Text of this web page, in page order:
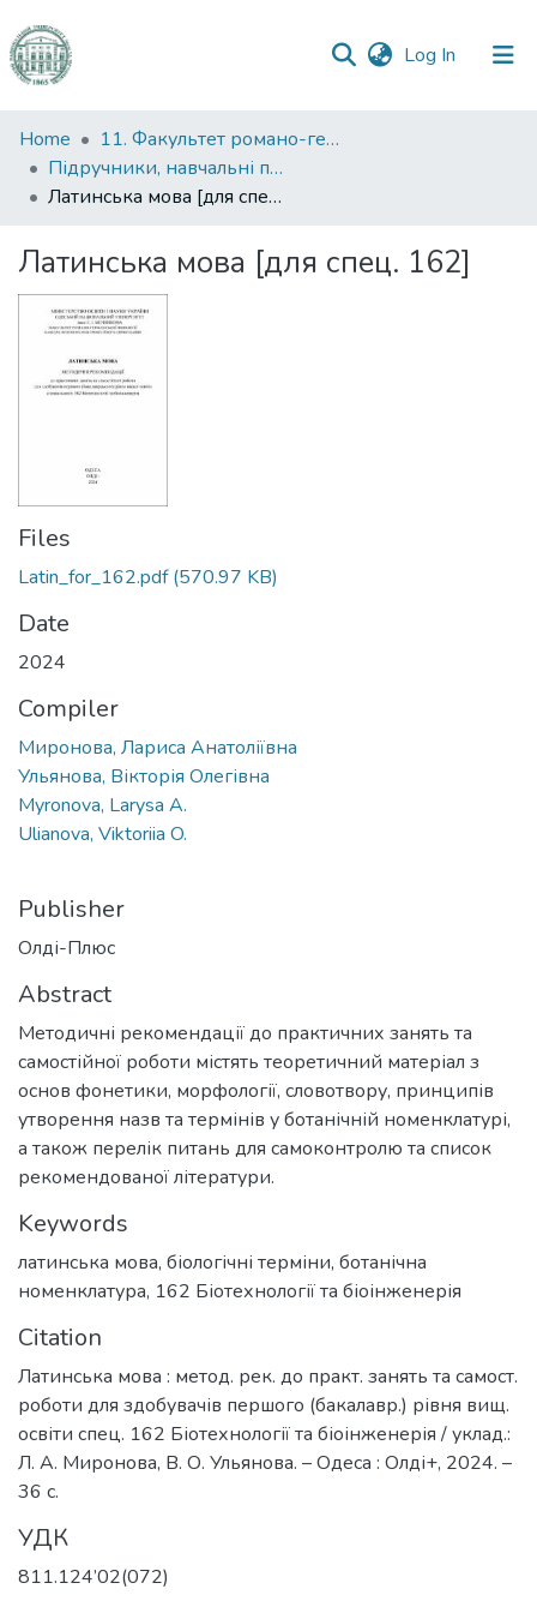
Log In (current)
Communities
&
Collections
Statistics
Home
11. Факультет романо-германської філології
Підручники, навчальні посібники та інші науково- та навчально-методичні праці РГФ
Латинська мова [для спец. 162]
Латинська мова [для спец. 162]
Files
Latin_for_162.pdf(570.97 KB)
Date
2024
Compiler
Миронова, Лариса Анатоліївна
Ульянова, Вікторія Олегівна
Myronova, Larysa A.
Ulianova, Viktoriia O.
Publisher
Олді-Плюс
Abstract
Методичні рекомендації до практичних занять та
самостійної роботи містять теоретичний матеріал з
основ фонетики, морфології, словотвору, принципів
утворення назв та термінів у ботанічній номенклатурі,
а також перелік питань для самоконтролю та список
рекомендованої літератури.
Keywords
латинська мова, біологічні терміни, ботанічна
номенклатура, 162 Біотехнології та біоінженерія
Citation
Латинська мова : метод. рек. до практ. занять та самост.
роботи для здобувачів першого (бакалавр.) рівня вищ.
освіти спец. 162 Біотехнології та біоінженерія / уклад.:
Л. А. Миронова, В. О. Ульянова. – Одеса : Олді+, 2024. –
36 с.
УДК
811.124’02(072)